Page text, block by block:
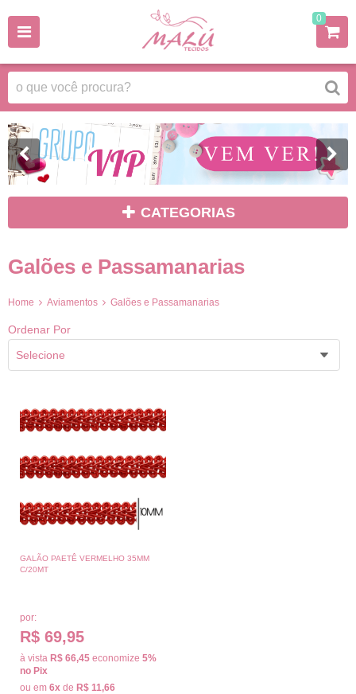
0
CATEGORIAS
Galões e Passamanarias
Home Aviamentos Galões e Passamanarias
Ordenar Por
Selecione
GALÃO PAETÊ VERMELHO 35MM
C/20MT
por:
R$ 69,95
à vista R$ 66,45 economize 5%
no Pix
ou em 6x de R$ 11,66